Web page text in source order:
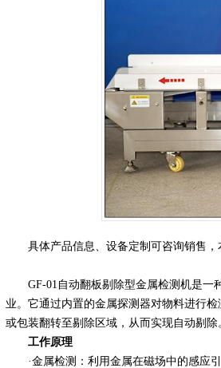
具体产品信息、设备定制可咨询销售
GF-01 自动翻板剔除型金属检测机是一
业。它通过内置的金属探测器对物料进行
或包装翻转至剔除区域，从而实现自动剔除
工作原理
·金属检测：利用金属在磁场中的感应